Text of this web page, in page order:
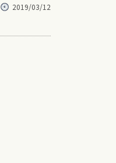
2019/03/12